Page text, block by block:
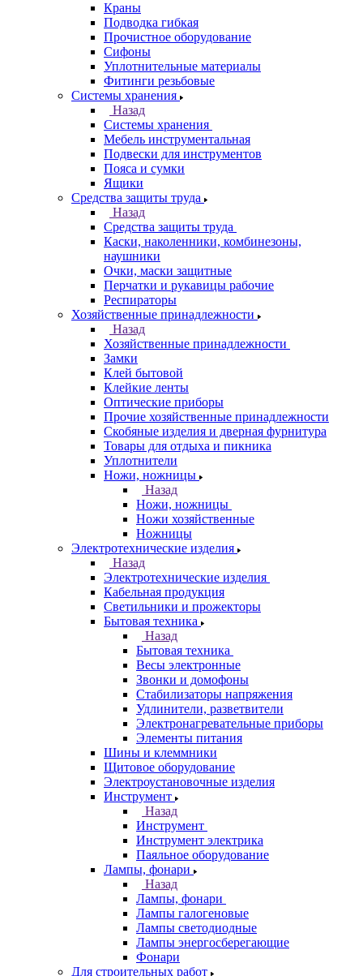
Краны
Подводка гибкая
Прочистное оборудование
Сифоны
Уплотнительные материалы
Фитинги резьбовые
Системы хранения
Назад
Системы хранения
Мебель инструментальная
Подвески для инструментов
Пояса и сумки
Ящики
Средства защиты труда
Назад
Средства защиты труда
Каски, наколенники, комбинезоны,
наушники
Очки, маски защитные
Перчатки и рукавицы рабочие
Респираторы
Хозяйственные принадлежности
Назад
Хозяйственные принадлежности
Замки
Клей бытовой
Клейкие ленты
Оптические приборы
Прочие хозяйственные принадлежности
Скобяные изделия и дверная фурнитура
Товары для отдыха и пикника
Уплотнители
Ножи, ножницы
Назад
Ножи, ножницы
Ножи хозяйственные
Ножницы
Электротехнические изделия
Назад
Электротехнические изделия
Кабельная продукция
Светильники и прожекторы
Бытовая техника
Назад
Бытовая техника
Весы электронные
Звонки и домофоны
Стабилизаторы напряжения
Удлинители, разветвители
Электронагревательные приборы
Элементы питания
Шины и клеммники
Щитовое оборудование
Электроустановочные изделия
Инструмент
Назад
Инструмент
Инструмент электрика
Паяльное оборудование
Лампы, фонари
Назад
Лампы, фонари
Лампы галогеновые
Лампы светодиодные
Лампы энергосберегающие
Фонари
Для строительных работ